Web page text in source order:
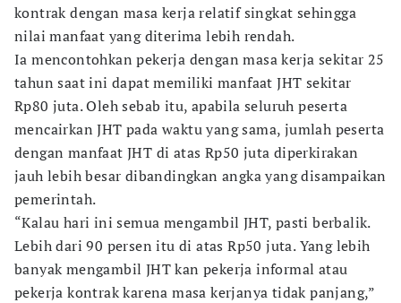
kontrak dengan masa kerja relatif singkat sehingga
nilai manfaat yang diterima lebih rendah.
Ia mencontohkan pekerja dengan masa kerja sekitar 25
tahun saat ini dapat memiliki manfaat JHT sekitar
Rp80 juta. Oleh sebab itu, apabila seluruh peserta
mencairkan JHT pada waktu yang sama, jumlah peserta
dengan manfaat JHT di atas Rp50 juta diperkirakan
jauh lebih besar dibandingkan angka yang disampaikan
pemerintah.
“Kalau hari ini semua mengambil JHT, pasti berbalik.
Lebih dari 90 persen itu di atas Rp50 juta. Yang lebih
banyak mengambil JHT kan pekerja informal atau
pekerja kontrak karena masa kerjanya tidak panjang,”